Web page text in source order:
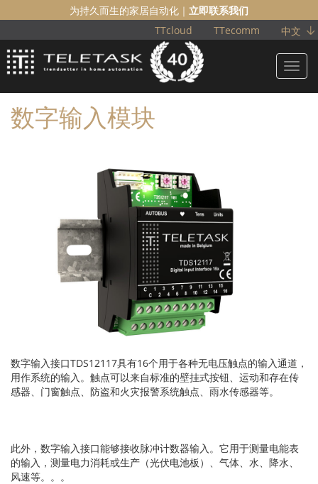
为持久而生的家居自动化｜ 立即联系我们
中文
TTecomm
TTcloud
数字输入模块
数字输入接口TDS12117具有16个用于各种无电压触点的输入通道，
用作系统的输入。触点可以来自标准的壁挂式按钮、运动和存在传
感器、门窗触点、防盗和火灾报警系统触点、雨水传感器等。
此外，数字输入接口能够接收脉冲计数器输入。它用于测量电能表
的输入，测量电力消耗或生产（光伏电池板）、气体、水、降水、
风速等。。。